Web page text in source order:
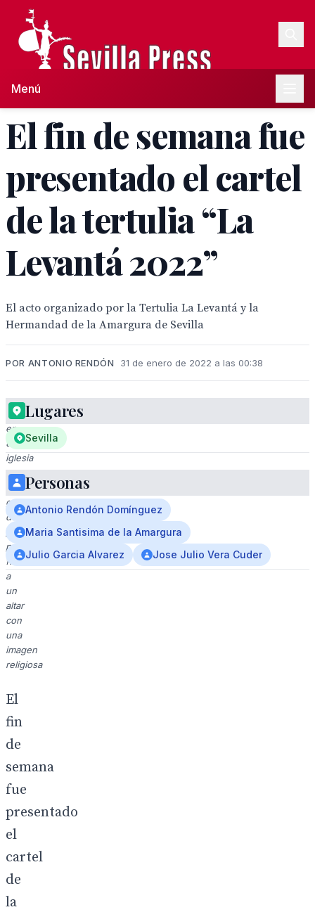
Menú
El fin de semana fue
presentado el cartel
de la tertulia “La
Levantá 2022”
El acto organizado por la Tertulia La Levantá y la
Hermandad de la Amargura de Sevilla
POR ANTONIO RENDÓN 31 de enero de 2022 a las 00:38
Celebración
en
una
iglesia
con
un
grupo
de
personas
posando
frente
a
un
altar
con
una
imagen
religiosa
El
fin
de
semana
fue
presentado
el
cartel
de
la
Lugares
Sevilla
Personas
Antonio Rendón Domínguez
Maria Santisima de la Amargura
Julio Garcia Alvarez
Jose Julio Vera Cuder